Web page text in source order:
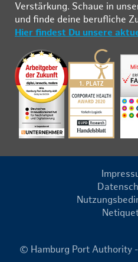
Ver­stär­kung. Schau­e in
und fin­de deine be­ruf­li­che
Hier findest Du unsere
© Hamburg Port Authority